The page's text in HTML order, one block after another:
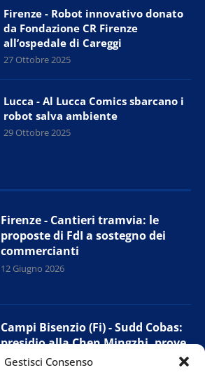
Gestisci Consenso
Firenze - Robot innovativo donato
da Fondazione CR Firenze
all’ospedale di Careggi
27 Ottobre 2025
Lucca - Al Lucca Comics sbarcano i
robot salva ambiente
29 Ottobre 2025
Firenze - Cantieri tramvia: le
proposte di FdI a sostegno dei
commercianti
12 Giugno 2026
Campi Bisenzio (Fi) - Sudd Cobas:
presidio alla Chen Mingzhi, prove
di accordo con l’azienda